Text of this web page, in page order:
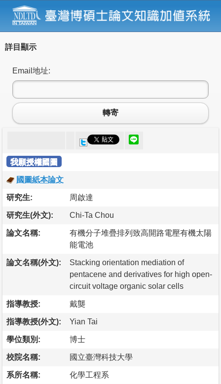
詳目顯示
Email地址:
轉寄
我願授權國圖
國圖紙本論文
研究生: 周啟達
研究生(外文): Chi-Ta Chou
論文名稱:
有機分子堆疊排列致高開路電壓有機太陽
能電池
論文名稱(外文):
Stacking orientation mediation of
pentacene and derivatives for high open-
circuit voltage organic solar cells
指導教授: 戴龑
指導教授(外文): Yian Tai
學位類別: 博士
校院名稱: 國立臺灣科技大學
系所名稱: 化學工程系